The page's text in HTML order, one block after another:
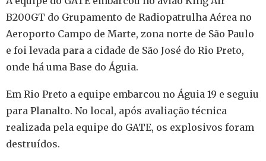
B200GT do Grupamento de Radiopatrulha Aérea no
Aeroporto Campo de Marte, zona norte de São Paulo
e foi levada para a cidade de São José do Rio Preto,
onde há uma Base do Águia.
Em Rio Preto a equipe embarcou no Águia 19 e seguiu
para Planalto. No local, após avaliação técnica
realizada pela equipe do GATE, os explosivos foram
destruídos.